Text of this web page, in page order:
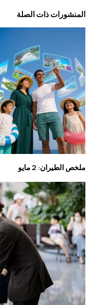
المنشورات ذات الصلة
ملخص الطيران: 2 مايو